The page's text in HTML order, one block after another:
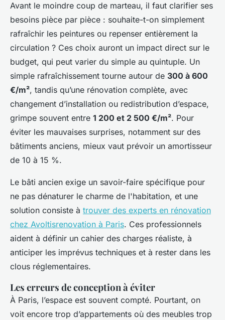
Avant le moindre coup de marteau, il faut clarifier ses
besoins pièce par pièce : souhaite-t-on simplement
rafraîchir les peintures ou repenser entièrement la
circulation ? Ces choix auront un impact direct sur le
budget, qui peut varier du simple au quintuple. Un
simple rafraîchissement tourne autour de 300 à 600
€/m², tandis qu’une rénovation complète, avec
changement d’installation ou redistribution d’espace,
grimpe souvent entre 1 200 et 2 500 €/m². Pour
éviter les mauvaises surprises, notamment sur des
bâtiments anciens, mieux vaut prévoir un amortisseur
de 10 à 15 %.
Le bâti ancien exige un savoir-faire spécifique pour
ne pas dénaturer le charme de l'habitation, et une
solution consiste à trouver des experts en rénovation
chez Avoltisrenovation à Paris. Ces professionnels
aident à définir un cahier des charges réaliste, à
anticiper les imprévus techniques et à rester dans les
clous réglementaires.
Les erreurs de conception à éviter
À Paris, l’espace est souvent compté. Pourtant, on
voit encore trop d’appartements où des meubles trop